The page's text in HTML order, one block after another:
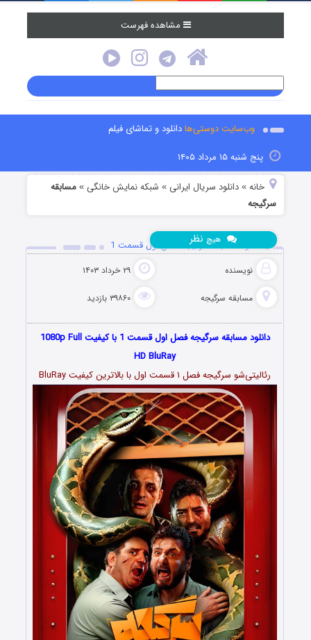
مشاهده فهرست
وب‌سایت دوستی‌هادانلود و تماشای فیلم
پنج شنبه ۱۵ مرداد ۱۴۰۵
خانه »دانلود سریال ایرانی » شبکه نمایش خانگی »مسابقه
سرگیجه
دانلود مسابقه سرگیجه فصل اول قسمت 1
نویسنده ۲۹ خرداد ۱۴۰۳
مسابقه سرگیجه ۳۹۸۶۰ بازدید
هیچ نظر
دانلود مسابقه سرگیجه فصل اول قسمت 1 با کیفیت 1080p Full
HD BluRay
رئالیتی‌شو سرگیجه فصل ۱ قسمت اول با بالاترین کیفیت BluRay